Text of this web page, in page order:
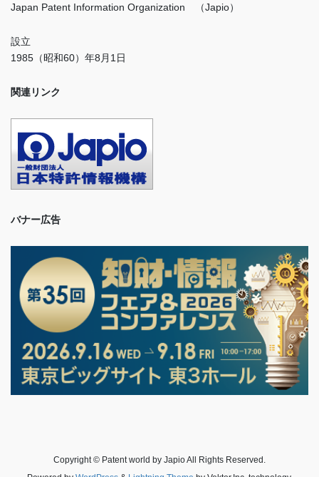
Japan Patent Information Organization （Japio）
設立
1985（昭和60）年8月1日
関連リンク
バナー広告
Copyright © Patent world by Japio All Rights Reserved.